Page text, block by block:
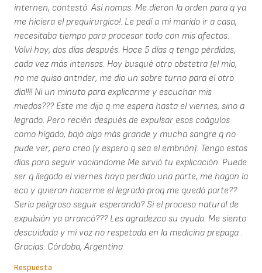
internen, contestó. Así nomas. Me dieron la orden para q ya
me hiciera el prequirurgico!. Le pedí a mi marido ir a casa,
necesitaba tiempo para procesar todo con mis afectos.
Volví hoy, dos días después. Hace 5 días q tengo pérdidas,
cada vez más intensas. Hoy busqué otro obstetra (el mío,
no me quiso antnder, me dio un sobre turno para el otro
día!!!! Ni un minuto para explicarme y escuchar mis
miedos??? Este me dijo q me espera hasta el viernes, sino a
legrado. Pero recién después de expulsar esos coágulos
como hígado, bajó algo más grande y mucha sangre q no
pude ver, pero creo (y espero q sea el embrión). Tengo estos
días para seguir vaciandome Me sirvió tu explicación. Puede
ser q llegado el viernes haya perdido una parte, me hagan la
eco y quieran hacerme el legrado proq me quedó parte??
Sería peligroso seguir esperando? Si el proceso natural de
expulsión ya arrancó??? Les agradezco su ayuda. Me siento
descuidada y mi voz no respetada en la medicina prepaga .
Gracias. Córdoba, Argentina
Respuesta